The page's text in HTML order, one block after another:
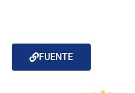
FUENTE